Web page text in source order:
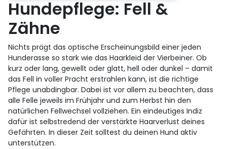
Hundepflege: Fell &
Zähne
Nichts prägt das optische Erscheinungsbild einer jeden
Hunderasse so stark wie das Haarkleid der Vierbeiner. Ob
kurz oder lang, gewellt oder glatt, hell oder dunkel – damit
das Fell in voller Pracht erstrahlen kann, ist die richtige
Pflege unabdingbar. Dabei ist vor allem zu beachten, dass
alle Felle jeweils im Frühjahr und zum Herbst hin den
natürlichen Fellwechsel vollziehen. Ein eindeutiges Indiz
dafür ist selbstredend der verstärkte Haarverlust deines
Gefährten. In dieser Zeit solltest du deinen Hund aktiv
unterstützen.